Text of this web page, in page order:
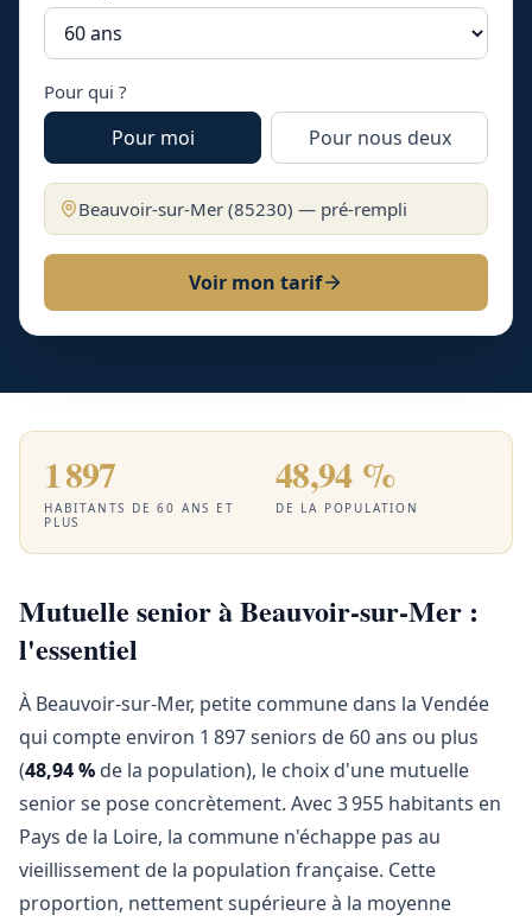
Pour qui ?
Pour moi Pour nous deux
Beauvoir-sur-Mer (85230) — pré-rempli
Voir mon tarif
1 897
HABITANTS DE 60 ANS ET
PLUS
48,94 %
DE LA POPULATION
Mutuelle senior à Beauvoir-sur-Mer :
l'essentiel
À Beauvoir-sur-Mer, petite commune dans la Vendée
qui compte environ 1 897 seniors de 60 ans ou plus
(48,94 % de la population), le choix d'une mutuelle
senior se pose concrètement. Avec 3 955 habitants en
Pays de la Loire, la commune n'échappe pas au
vieillissement de la population française. Cette
proportion, nettement supérieure à la moyenne